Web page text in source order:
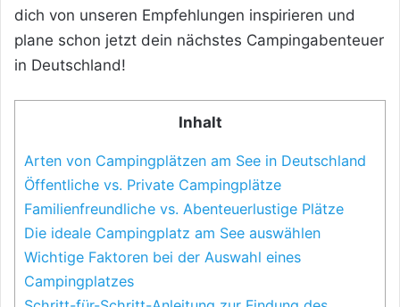
dich von unseren Empfehlungen inspirieren und
plane schon jetzt dein nächstes Campingabenteuer
in Deutschland!
Inhalt
Arten von Campingplätzen am See in Deutschland
Öffentliche vs. Private Campingplätze
Familienfreundliche vs. Abenteuerlustige Plätze
Die ideale Campingplatz am See auswählen
Wichtige Faktoren bei der Auswahl eines
Campingplatzes